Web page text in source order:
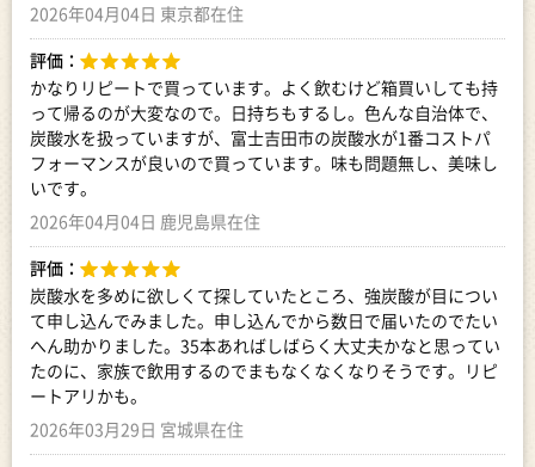
2026年04月04日 東京都在住
評価：
かなりリピートで買っています。よく飲むけど箱買いしても持
って帰るのが大変なので。日持ちもするし。色んな自治体で、
炭酸水を扱っていますが、富士吉田市の炭酸水が1番コストパ
フォーマンスが良いので買っています。味も問題無し、美味し
いです。
2026年04月04日 鹿児島県在住
評価：
炭酸水を多めに欲しくて探していたところ、強炭酸が目につい
て申し込んでみました。申し込んでから数日で届いたのでたい
へん助かりました。35本あればしばらく大丈夫かなと思ってい
たのに、家族で飲用するのでまもなくなくなりそうです。リピ
ートアリかも。
2026年03月29日 宮城県在住